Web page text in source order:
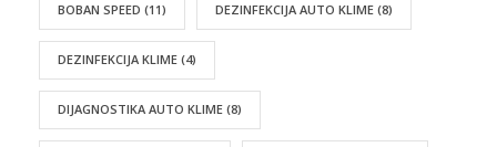
BOBAN SPEED (11) DEZINFEKCIJA AUTO KLIME (8)
DEZINFEKCIJA KLIME (4)
DIJAGNOSTIKA AUTO KLIME (8)